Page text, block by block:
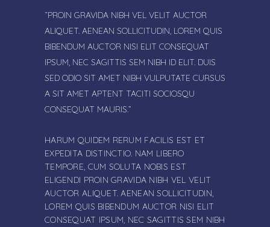
“PROIN GRAVIDA NIBH VEL VELIT AUCTOR
ALIQUET. AENEAN SOLLICITUDIN, LOREM QUIS
BIBENDUM AUCTOR NISI ELIT CONSEQUAT
IPSUM, NEC SAGITTIS SEM NIBH ID ELIT. DUIS
SED ODIO SIT AMET NIBH VULPUTATE CURSUS
A SIT AMET APTENT TACITI SOCIOSQU
CONSEQUAT MAURIS.”
HARUM QUIDEM RERUM FACILIS EST ET
EXPEDITA DISTINCTIO. NAM LIBERO
TEMPORE, CUM SOLUTA NOBIS EST
ELIGENDI PROIN GRAVIDA NIBH VEL VELIT
AUCTOR ALIQUET. AENEAN SOLLICITUDIN,
LOREM QUIS BIBENDUM AUCTOR NISI ELIT
CONSEQUAT IPSUM, NEC SAGITTIS SEM NIBH